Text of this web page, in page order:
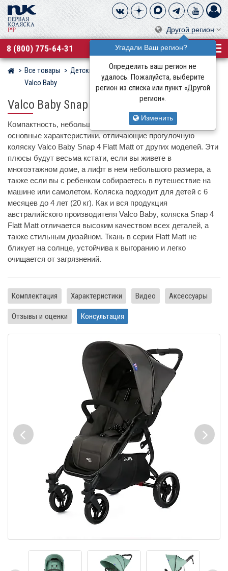
Другой регион
Угадали Ваш регион?
Определить ваш регион не
удалось. Пожалуйста, выберите
регион из списка или пункт «Другой
регион».
Изменить
8 (800) 775-64-31
Магазин детских колясок
Все товары Детские коляски
Прогулочные коляски
Valco Baby
Valco Baby Snap 4 Flatt Matt
Компактность, небольшой вес и простота складывания –
основные характеристики, отличающие прогулочную
коляску Valco Baby Snap 4 Flatt Matt от других моделей. Эти
плюсы будут весьма кстати, если вы живете в
многоэтажном доме, а лифт в нем небольшого размера, а
также если вы с ребенком собираетесь в путешествие на
машине или самолетом. Коляска подходит для детей с 6
месяцев до 4 лет (20 кг). Как и вся продукция
австралийского производителя Valco Baby, коляска Snap 4
Flatt Matt отличается высоким качеством всех деталей, а
также стильным дизайном. Ткань в серии Flatt Matt не
бликует на солнце, устойчива к выгоранию и легко
очищается от загрязнений.
Комплектация Характеристики Видео Аксессуары
Отзывы и оценки Консультация